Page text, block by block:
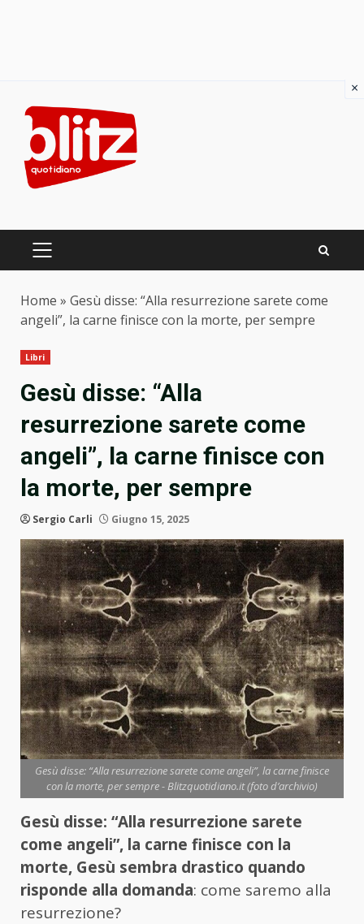
content
PRIMARY
Home » Gesù disse: “Alla resurrezione sarete come
angeli”, la carne finisce con la morte, per sempre
Libri
Gesù disse: “Alla
resurrezione sarete come
angeli”, la carne finisce con
la morte, per sempre
Sergio Carli Giugno 15, 2025
Gesù disse: “Alla resurrezione sarete come angeli”, la carne finisce
con la morte, per sempre - Blitzquotidiano.it (foto d’archivio)
Gesù disse: “Alla resurrezione sarete
come angeli”, la carne finisce con la
morte, Gesù sembra drastico quando
risponde alla domanda: come saremo alla
resurrezione?
×